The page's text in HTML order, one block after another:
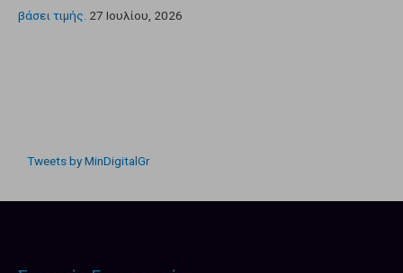
βάσει τιμής. 27 Ιουλίου, 2026
Tweets by MinDigitalGr